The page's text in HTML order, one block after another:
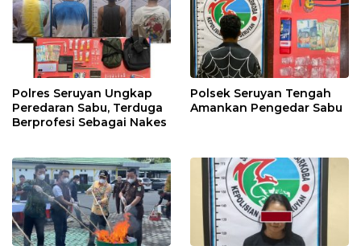
Polres Seruyan Ungkap
Peredaran Sabu, Terduga
Berprofesi Sebagai Nakes
Polsek Seruyan Tengah
Amankan Pengedar Sabu